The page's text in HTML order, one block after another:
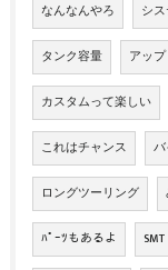
なんなんやろ シ
タンク容量 アップ
カスタムって楽しい
これはチャンス
ロングツーリング
ﾊﾟｰﾂもあるよ SMT